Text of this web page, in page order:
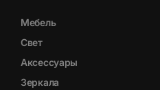
Мебель
Свет
Аксессуары
Зеркала